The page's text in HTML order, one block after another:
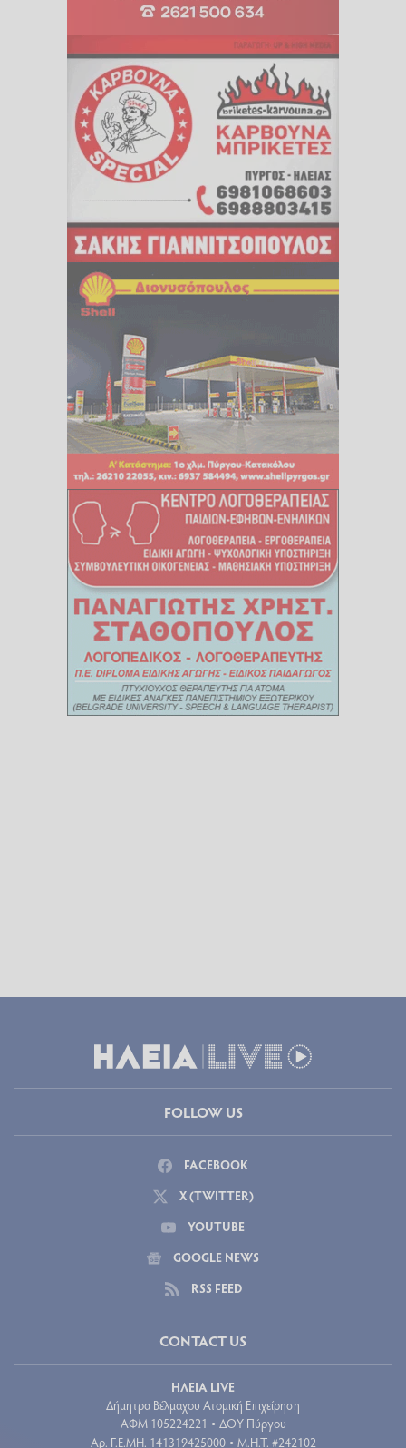
FOLLOW US
FACEBOOK
X (TWITTER)
YOUTUBE
GOOGLE NEWS
RSS FEED
CONTACT US
ΗΛΕΙΑ LIVE
Δήμητρα Βέλμαχου Ατομική Επιχείρηση
ΑΦΜ 105224221 • ΔΟΥ Πύργου
Aρ. Γ.Ε.ΜΗ. 141319425000 • Μ.Η.Τ. #242102